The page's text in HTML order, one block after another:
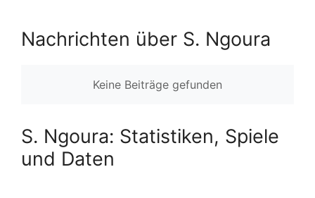
Nachrichten über S. Ngoura
Keine Beiträge gefunden
S. Ngoura: Statistiken, Spiele
und Daten